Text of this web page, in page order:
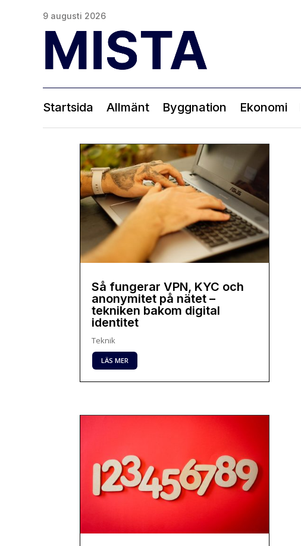
9 augusti 2026
Startsida Allmänt Byggnation Ekonomi
Så fungerar VPN, KYC och
anonymitet på nätet –
tekniken bakom digital
identitet
Teknik
LÄS MER